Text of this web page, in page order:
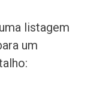
listagem
um